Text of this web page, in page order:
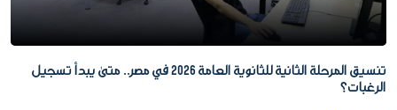
تنسيق المرحلة الثانية للثانوية العامة 2026 في مصر.. متى يبدأ تسجيل
الرغبات؟